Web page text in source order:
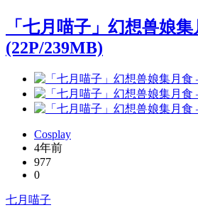
「七月喵子」幻想兽娘集
(22P/239MB)
Cosplay
4年前
977
0
七月喵子